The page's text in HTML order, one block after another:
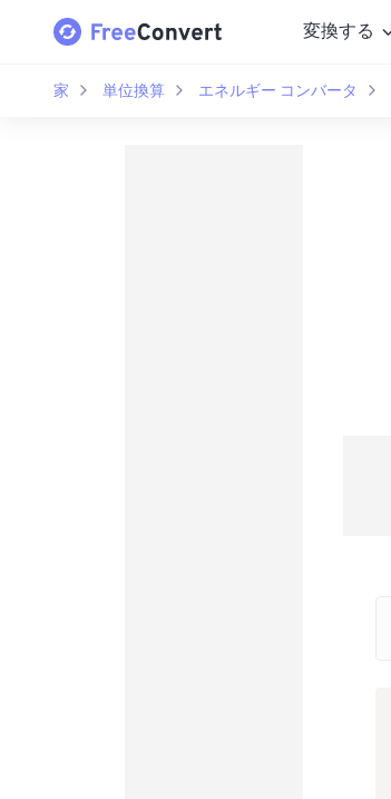
変換する
家 単位換算 エネルギー コンバータ